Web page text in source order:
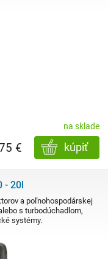
na sklade
kúpiť
€
- 20l
a poľnohospodárskej
s turbodúchadlom,
systémy.